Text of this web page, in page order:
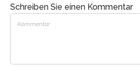
Schreiben Sie einen Kommentar